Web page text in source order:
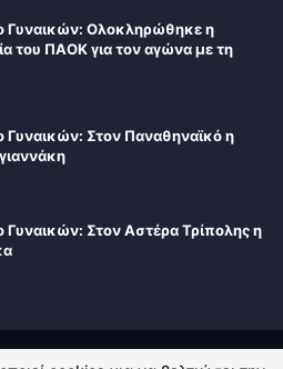
Γυναικών: Ολοκληρώθηκε η
του ΠΑΟΚ για τον αγώνα με τη
Γυναικών: Στον Παναθηναϊκό η
Γυναικών: Στον Αστέρα Τρίπολης η